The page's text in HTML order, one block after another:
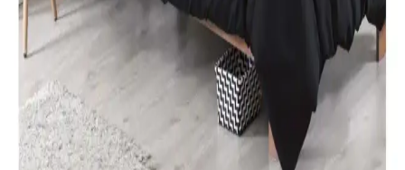
Özdilek Tek Kişilik Nevresim Takımları: Konfor ve
Şıklık Sunan Seçenekler
Özdilek'in çeşitli tasarımlarıyla, konfor ve şıklığı bir arada sunan tek
kişilik nevresim takımları, kaliteli kumaşlar ve uygun fiyat
seçenekleriyle odanızı yenilemenize yardımcı olur.
Modern Yatak Odası Dekorasyonunda Siyah Tek
Kişilik Nevresim Takımı Seçenekleri ve İpuçları